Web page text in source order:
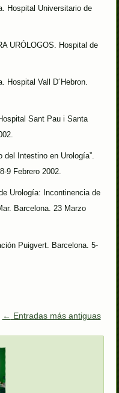
Hospital Universitario de
URÓLOGOS. Hospital de
Hospital Vall D´Hebron.
Sant Pau i Santa
del Intestino en Urología”.
9 Febrero 2002.
Urología: Incontinencia de
Barcelona. 23 Marzo
Puigvert. Barcelona. 5-
← Entradas más antiguas